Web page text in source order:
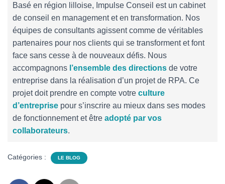
Basé en région lilloise, Impulse Conseil est un cabinet
de conseil en management et en transformation. Nos
équipes de consultants agissent comme de véritables
partenaires pour nos clients qui se transforment et font
face sans cesse à de nouveaux défis. Nous
accompagnons l’ensemble des directions de votre
entreprise dans la réalisation d’un projet de RPA. Ce
projet doit prendre en compte votre culture
d’entreprise pour s’inscrire au mieux dans ses modes
de fonctionnement et être adopté par vos
collaborateurs.
Catégories : LE BLOG